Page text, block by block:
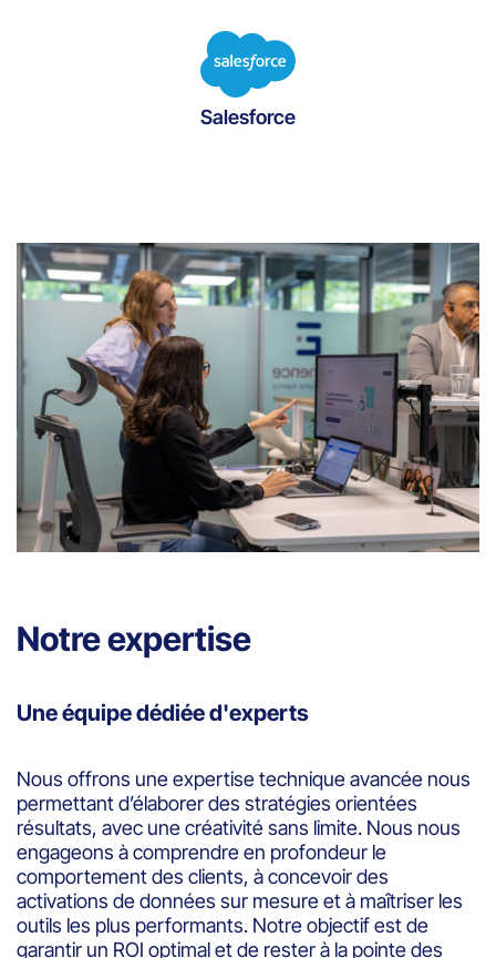
Salesforce
Notre expertise
Une équipe dédiée d'experts
Nous offrons une expertise technique avancée nous
permettant d’élaborer des stratégies orientées
résultats, avec une créativité sans limite. Nous nous
engageons à comprendre en profondeur le
comportement des clients, à concevoir des
activations de données sur mesure et à maîtriser les
outils les plus performants. Notre objectif est de
garantir un ROI optimal et de rester à la pointe des